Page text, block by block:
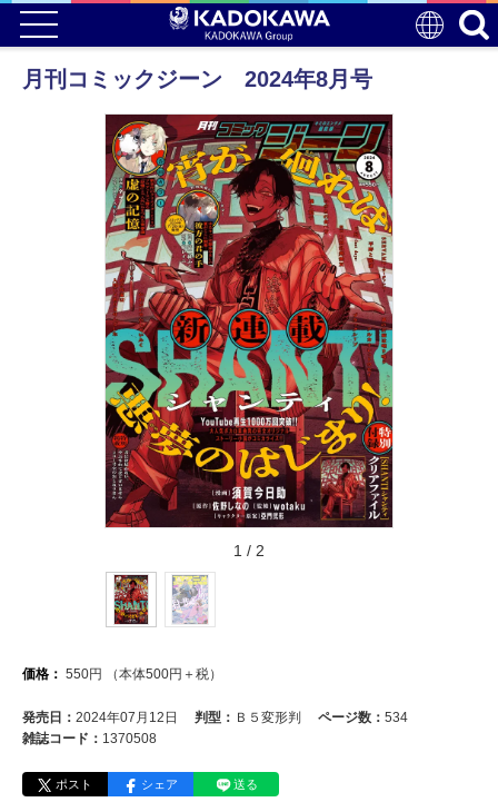
月刊コミックジーン 2024年8月号
1 / 2
価格： 550円 （本体500円＋税）
発売日： 2024年07月12日 判型： Ｂ５変形判 ページ数： 534
雑誌コード： 1370508
ポスト シェア 送る